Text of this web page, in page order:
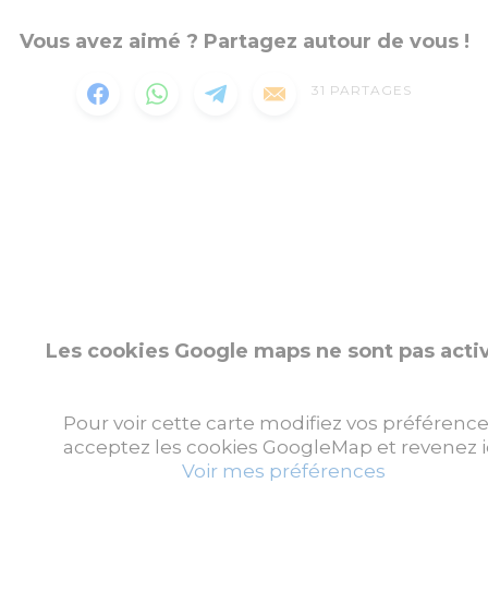
Vous avez aimé ? Partagez autour de vous !
31 PARTAGES
Les cookies Google maps ne sont pas
Pour voir cette carte modifiez vos
acceptez les cookies GoogleMap et revenez
Voir mes préférences